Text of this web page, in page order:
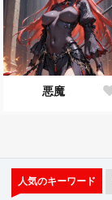
悪魔
人気のキーワード